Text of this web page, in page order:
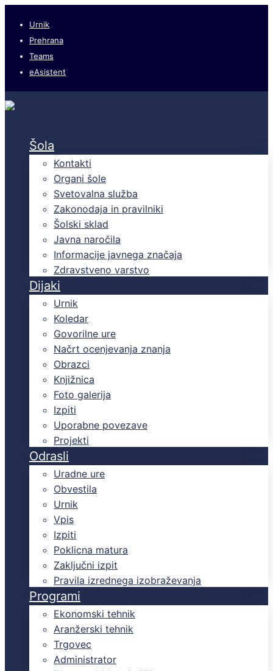
Urnik
Prehrana
Teams
eAsistent
Šola
Kontakti
Organi šole
Svetovalna služba
Zakonodaja in pravilniki
Šolski sklad
Javna naročila
Informacije javnega značaja
Zdravstveno varstvo
Dijaki
Urnik
Koledar
Govorilne ure
Načrt ocenjevanja znanja
Obrazci
Knjižnica
Foto galerija
Izpiti
Uporabne povezave
Projekti
Odrasli
Uradne ure
Obvestila
Urnik
Vpis
Izpiti
Poklicna matura
Zaključni izpit
Pravila izrednega izobraževanja
Programi
Ekonomski tehnik
Aranžerski tehnik
Trgovec
Administrator